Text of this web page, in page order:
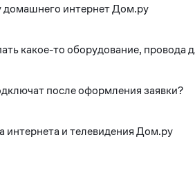
домашнего интернет Дом.ру
какое-то оборудование, провода
после оформления заявки?
интернета и телевидения Дом.ру